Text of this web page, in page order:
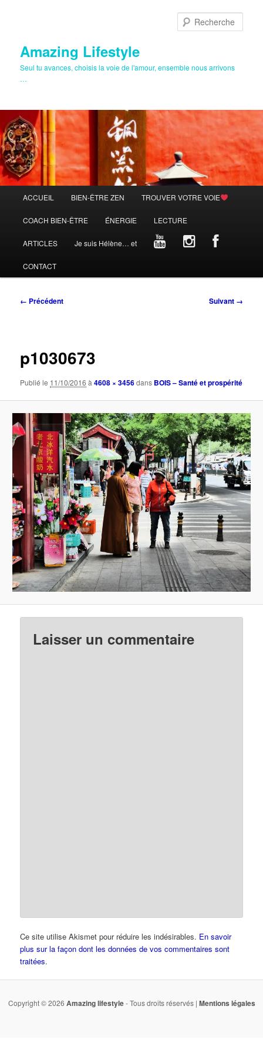
Amazing Lifestyle
Seul tu avances, choisis la voie de l'amour, ensemble nous arrivons
…
principal
ACCUEIL BIEN-ÊTRE ZEN TROUVER VOTRE VOIE
COACH BIEN-ÊTRE ÉNERGIE LECTURE
ARTICLES Je suis Hélène… et
CONTACT
Navigation
← Précédent Suivant →
p1030673
Publié le 11/10/2016 à4608 × 3456dans BOIS – Santé et prospérité
Laisser un commentaire
Ce site utilise Akismet pour réduire les indésirables. En savoir
plus sur la façon dont les données de vos commentaires sont
traitées.
Copyright © 2026 Amazing lifestyle- Tous droits réservés | Mentions légales